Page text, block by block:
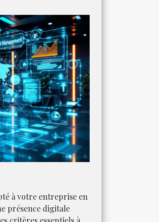
à votre entreprise en
présence digitale